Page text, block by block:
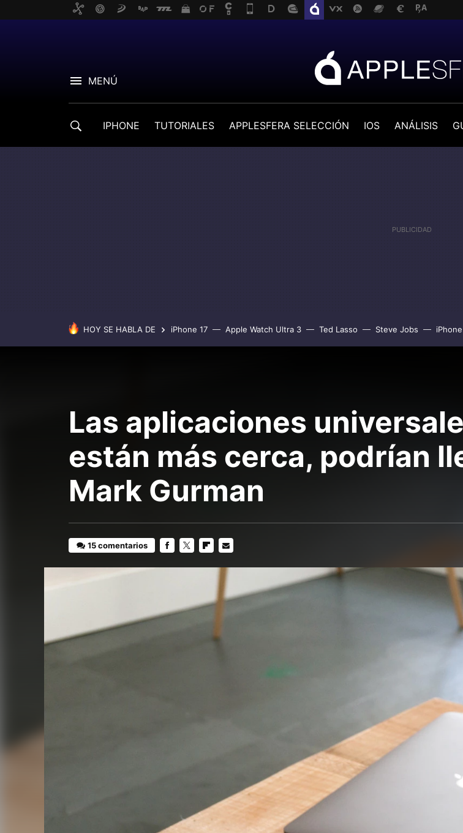
MENÚ
IPHONE TUTORIALES APPLESFERA SELECCIÓN IOS ANÁLISIS
HOY SE HABLA DE iPhone 17 Apple Watch Ultra 3 Ted Lasso Steve Jobs
Las aplicaciones
están más cerca, podrían
Mark Gurman
15 comentarios
MAIL